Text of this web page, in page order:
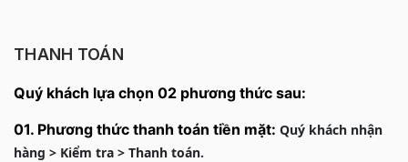
THANH TOÁN
Quý khách lựa chọn 02 phương thức sau:
01. Phương thức thanh toán tiền mặt: Quý khách nhận
hàng > Kiểm tra > Thanh toán.